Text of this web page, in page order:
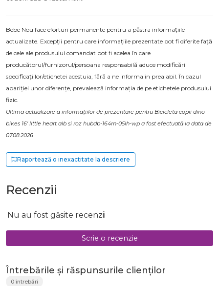
Bebe Nou face eforturi permanente pentru a păstra informațiile
actualizate. Excepții pentru care informațiile prezentate pot fi diferite față
de cele ale produsului comandat pot fi acelea în care
producătorul/furnizorul/persoana responsabilă aduce modificări
specificațiilor/etichetei acestuia, fără a ne informa în prealabil. În cazul
apariției unor diferențe, prevalează informația de pe etichetele produsului
fizic.
Ultima actualizare a informațiilor de prezentare pentru Bicicleta copii dino
bikes 16' little heart alb si roz hubdb-164rn-05lh-wp a fost efectuată la data de
07.08.2026
Raportează o inexactitate la descriere
Recenzii
Nu au fost găsite recenzii
Scrie o recenzie
Întrebările și răspunsurile clienților
0 întrebări